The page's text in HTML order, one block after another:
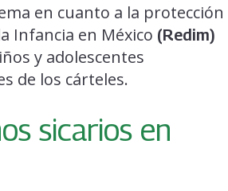
en cuanto a la protección
Infancia en México (Redim)
y adolescentes
de los cárteles.
sicarios en